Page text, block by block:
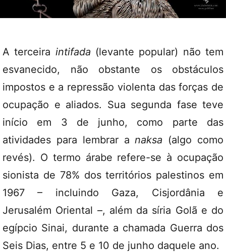
A terceira intifada (levante popular) não tem
esvanecido, não obstante os obstáculos
impostos e a repressão violenta das forças de
ocupação e aliados. Sua segunda fase teve
início em 3 de junho, como parte das
atividades para lembrar anaksa (algo como
revés). O termo árabe refere-se à ocupação
sionista de 78% dos territórios palestinos em
1967 – incluindo Gaza, Cisjordânia e
Jerusalém Oriental –, além da síria Golã e do
egípcio Sinai, durante a chamada Guerra dos
Seis Dias, entre 5 e 10 de junho daquele ano.